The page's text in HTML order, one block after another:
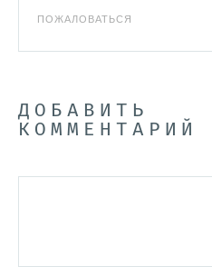
ПОЖАЛОВАТЬСЯ
ДОБАВИТЬ
КОММЕНТАРИЙ